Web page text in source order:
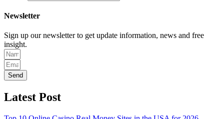
Newsletter
Sign up our newsletter to get update information, news and free
insight.
Send
Latest Post